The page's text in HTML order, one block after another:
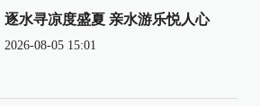
逐水寻凉度盛夏 亲水游乐悦人心
2026-08-05 15:01